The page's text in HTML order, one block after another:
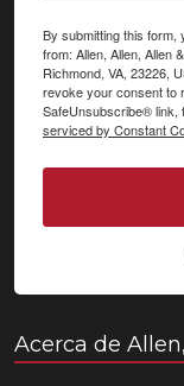
By submitting this form,
from: Allen, Allen, Allen
Richmond, VA, 23226,
revoke your consent to
SafeUnsubscribe® link,
serviced by Constant
Acerca de